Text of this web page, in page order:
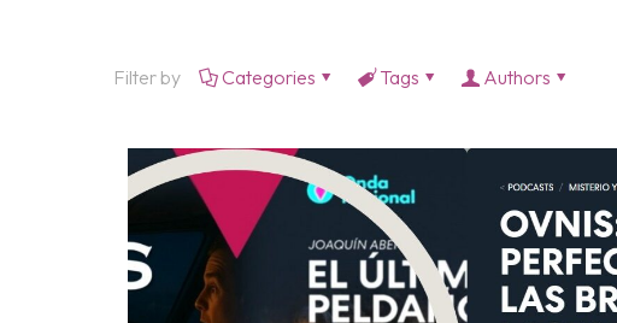
Filter by Categories Tags Authors